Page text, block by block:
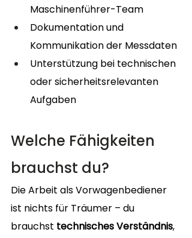
Maschinenführer-Team
Dokumentation und
Kommunikation der Messdaten
Unterstützung bei technischen
oder sicherheitsrelevanten
Aufgaben
Welche Fähigkeiten
brauchst du?
Die Arbeit als Vorwagenbediener
ist nichts für Träumer – du
brauchst technisches Verständnis,